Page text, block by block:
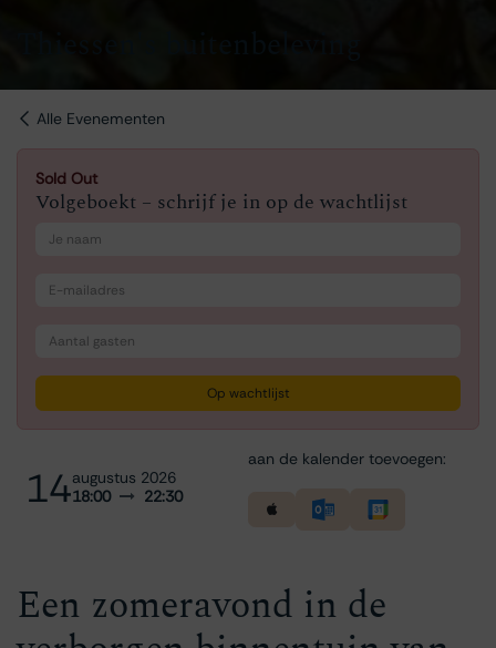
Alle Evenementen
Sold Out
Volgeboekt – schrijf je in op de wachtlijst
Op wachtlijst
14augustus 2026
18:00
22:30
aan de kalender toevoegen:
Een zomeravond in de